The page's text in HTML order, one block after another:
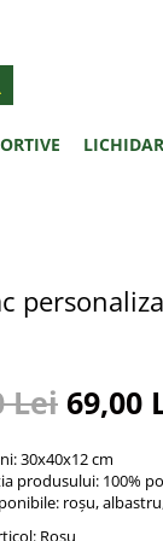
Lei 69,00
30x40x12 cm
produsului: 100%
roșu,
: Rosu